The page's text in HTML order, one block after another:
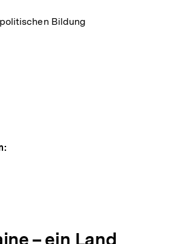
Bildung
– ein Land